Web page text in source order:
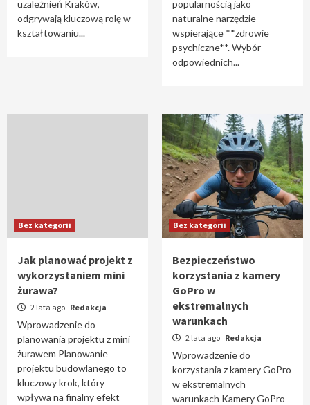
uzależnień Kraków,
odgrywają kluczową rolę w
kształtowaniu...
popularnością jako
naturalne narzędzie
wspierające **zdrowie
psychiczne**. Wybór
odpowiednich...
Bez kategorii
Jak planować projekt z
wykorzystaniem mini
żurawa?
2 lata ago Redakcja
Wprowadzenie do
planowania projektu z mini
żurawem Planowanie
projektu budowlanego to
kluczowy krok, który
wpływa na finalny efekt
Bez kategorii
Bezpieczeństwo
korzystania z kamery
GoPro w
ekstremalnych
warunkach
2 lata ago Redakcja
Wprowadzenie do
korzystania z kamery GoPro
w ekstremalnych
warunkach Kamery GoPro